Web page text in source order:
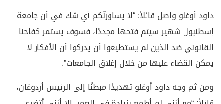
داود أوغلو واصل قائلاً: “لا يساورنّكم أي شك في أن جامعة
إسطنبول شهير سيتم فتحها مجددًا، فسوف يستمر كفاحنا
القانوني ضد الذين لم يستطيعوا أن يدركوا أن الأفكار لا
يمكن القضاء عليها من خلال إغلاق الجامعات”.
ومن ثم وجه داود أوغلو تهديدًا مبطنًا إلى الرئيس أردوغان،